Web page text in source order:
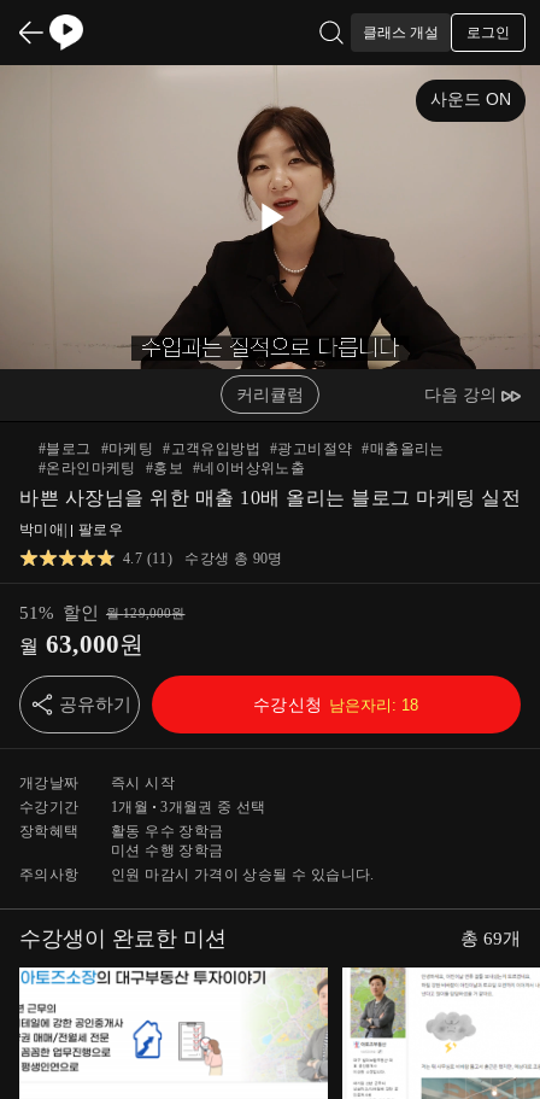
클래스 개설 로그인
Play
Video
사운드 ON
커리큘럼 다음 강의
#블로그 #마케팅 #고객유입방법 #광고비절약 #매출올리는
#온라인마케팅 #홍보 #네이버상위노출
바쁜 사장님을 위한 매출 10배 올리는 블로그 마케팅 실전
박미애
팔로우
4.7 (11) 수강생 총 90명
51% 할인 월129,000원
월 63,000원
공유하기 수강신청 남은자리: 18
개강날짜
즉시 시작
수강기간
1개월 3개월 권 중 선택
장학혜택
활동 우수 장학금
미션 수행 장학금
주의사항
인원 마감시 가격이 상승될 수 있습니다.
수강생이 완료한 미션 총 69개